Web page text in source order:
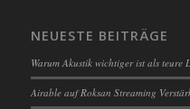
NEUESTE BEITRÄGE
Warum Akustik wichtiger ist als teure
Airable auf Roksan Streaming